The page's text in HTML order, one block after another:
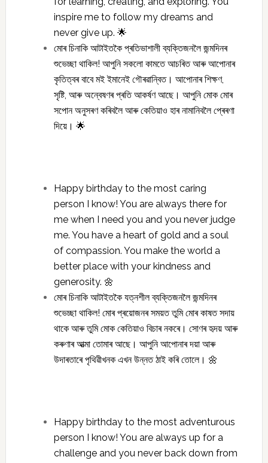
inspire me to follow my dreams and
never give up. 🌟
মোৰ চিনাকি আটাইতকৈ প্ৰতিভাশালী ব্যক্তিজনলৈ জন্মদিনৰ
শুভেচ্ছা থাকিল! আপুনি সকলো কামতে আচৰিত আৰু আপোনাৰ
কৃতিত্বৰ বাবে মই ইমানেই গৌৰৱান্বিত। আপোনাৰ শিক্ষণ,
সৃষ্টি, আৰু অন্বেষণৰ প্ৰতি আকৰ্ষণ আছে। আপুনি মোক মোৰ
সপোন অনুসৰণ কৰিবলৈ আৰু কেতিয়াও হাৰ নামানিবলৈ প্ৰেৰণা
দিয়ে। 🌟
Happy birthday to the most caring
person I know! You are always there for
me when I need you and you never judge
me. You have a heart of gold and a soul
of compassion. You make the world a
better place with your kindness and
generosity. 🌼
মোৰ চিনাকি আটাইতকৈ যত্নশীল ব্যক্তিজনলৈ জন্মদিনৰ
শুভেচ্ছা থাকিল! মোৰ প্ৰয়োজনৰ সময়ত তুমি মোৰ কাষত সদায়
থাকে আৰু তুমি মোক কেতিয়াও বিচাৰ নকৰে। সোণৰ হৃদয় আৰু
কৰুণাৰ আত্মা তোমাৰ আছে। আপুনি আপোনাৰ দয়া আৰু
উদাৰতাৰে পৃথিৱীখনক এখন উন্নত ঠাই কৰি তোলে। 🌼
Happy birthday to the most adventurous
person I know! You are always up for a
challenge and you never back down from